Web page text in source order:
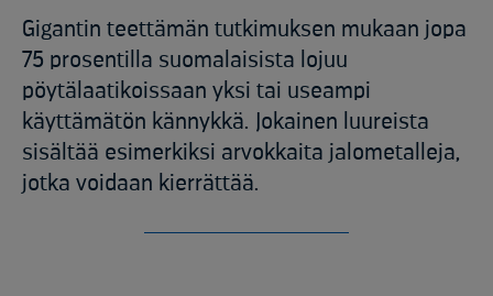
Gigantin teettämän tutkimuksen mukaan jopa
75 prosentilla suomalaisista lojuu
pöytälaatikoissaan yksi tai useampi
käyttämätön kännykkä. Jokainen luureista
sisältää esimerkiksi arvokkaita jalometalleja,
jotka voidaan kierrättää.